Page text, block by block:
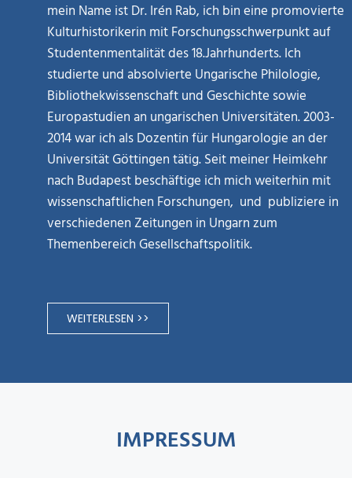
mein Name ist Dr. Irén Rab, ich bin eine promovierte
Kulturhistorikerin mit Forschungsschwerpunkt auf
Studentenmentalität des 18.Jahrhunderts. Ich
studierte und absolvierte Ungarische Philologie,
Bibliothekwissenschaft und Geschichte sowie
Europastudien an ungarischen Universitäten. 2003-
2014 war ich als Dozentin für Hungarologie an der
Universität Göttingen tätig. Seit meiner Heimkehr
nach Budapest beschäftige ich mich weiterhin mit
wissenschaftlichen Forschungen, und publiziere in
verschiedenen Zeitungen in Ungarn zum
Themenbereich Gesellschaftspolitik.
WEITERLESEN >>
IMPRESSUM